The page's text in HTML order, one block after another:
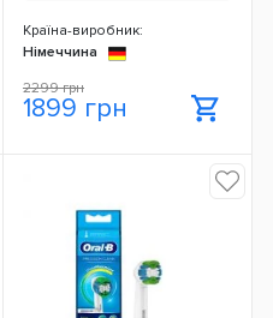
Країна-виробник:
Німеччина
2299 грн
1899 грн